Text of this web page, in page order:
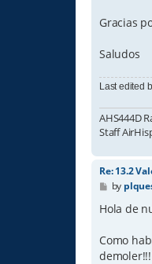
Gracias
Saludos
Last edited
AHS444D
Staff
Re: 13.2
P
s
by
Hola de
Como
demoler!!!